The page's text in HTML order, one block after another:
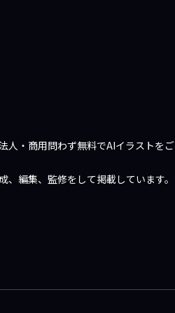
人・商用問わず無料でAIイラストをご
編集、監修をして掲載しています。